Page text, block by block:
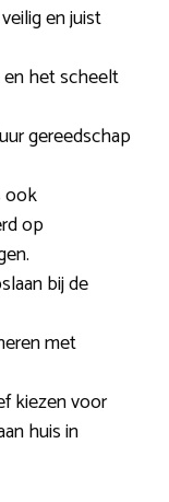
en juist
en het scheelt
gereedschap
ook
op
bij de
met
kiezen voor
huis in